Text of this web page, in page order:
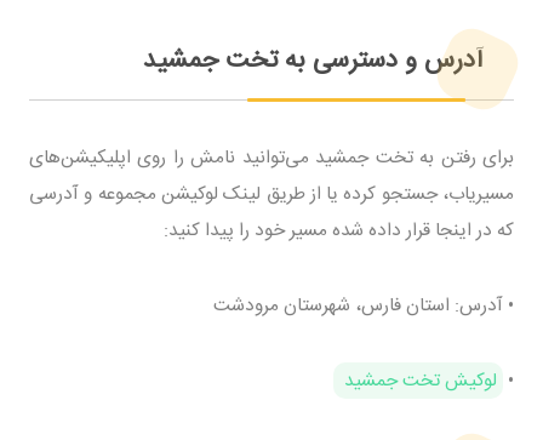
آدرس و دسترسی به تخت جمشید
برای رفتن به تخت جمشید می‌توانید نامش را روی اپلیکیشن‌های
مسیریاب، جستجو کرده یا از طریق لینک لوکیشن مجموعه و آدرسی
که در اینجا قرار داده شده مسیر خود را پیدا کنید:
• آدرس: استان فارس، شهرستان مرودشت
• لوکیش تخت جمشید